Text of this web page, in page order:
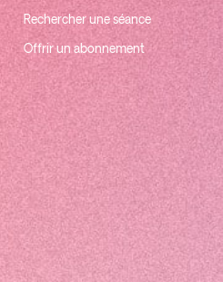
Rechercher une séance
Offrir un abonnement